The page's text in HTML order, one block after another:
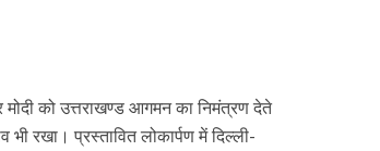
को उत्तराखण्ड आगमन का निमंत्रण देते
भी रखा। प्रस्तावित लोकार्पण में दिल्ली-